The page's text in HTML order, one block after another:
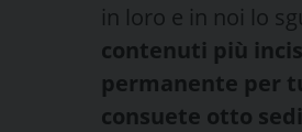
in loro e in noi lo
contenuti più
permanente per
consuete otto